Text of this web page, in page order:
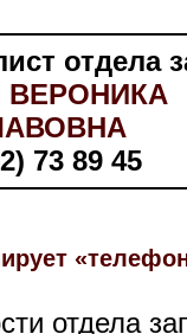
73 89 45
отдела